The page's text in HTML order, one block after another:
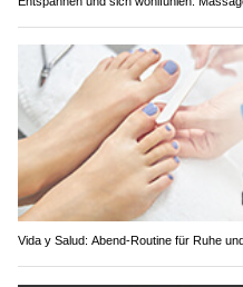
Vida y Salud: Abend-Routine für Ruhe